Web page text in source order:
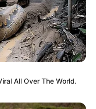
NEWS
All Over The World.